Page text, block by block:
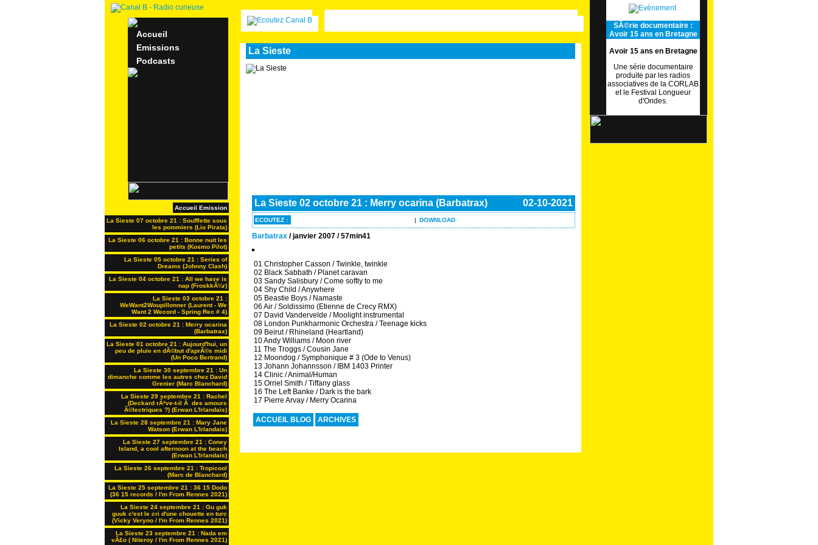
Accueil
Emissions
Podcasts
Accueil Emission
La Sieste 07 octobre 21 : Soufflette sous
les pommiers (Lio Pirata)
La Sieste 06 octobre 21 : Bonne nuit les
petits (Kosmo Pilot)
La Sieste 05 octobre 21 : Series of
Dreams (Johnny Clash)
La Sieste 04 octobre 21 : All we have is
nap (FroskkÃ¼r)
La Sieste 03 octobre 21 :
WeWant2Woupillonner (Laurent - We
Want 2 Wecord - Spring Rec # 4)
La Sieste 02 octobre 21 : Merry ocarina
(Barbatrax)
La Sieste 01 octobre 21 : Aujourd'hui, un
peu de pluie en dÃ©but d'aprÃ©s midi
(Un Poco Bertrand)
La Sieste 30 septembre 21 : Un
dimanche comme les autres chez David
Grenier (Marc Blanchard)
La Sieste 29 septembre 21 : Rachel
(Deckard rÃªve-t-il Ã des amours
Ã©lectriques ?) (Erwan L'Irlandais)
La Sieste 28 septembre 21 : Mary Jane
Watson (Erwan L'Irlandais)
La Sieste 27 septembre 21 : Coney
Island, a cool afternoon at the beach
(Erwan L'Irlandais)
La Sieste 26 septembre 21 : Tropicool
(Marc de Blanchard)
La Sieste 25 septembre 21 : 36 15 Dodo
(36 15 records / I'm From Rennes 2021)
La Sieste 24 septembre 21 : Gu guk
guuk c'est le cri d'une chouette en turc
(Vicky Veryno / I'm From Rennes 2021)
La Sieste 23 septembre 21 : Nada em
vÃ£o ( Niteroy / I'm From Rennes 2021)
SÃ©rie documentaire :
Avoir 15 ans en Bretagne
Avoir 15 ans en Bretagne
Une série documentaire
produite par les radios
associatives de la CORLAB
et le Festival Longueur
d'Ondes.
La Sieste
La Sieste 02 octobre 21 : Merry ocarina (Barbatrax) 02-10-2021
ECOUTEZ : | DOWNLOAD
Barbatrax / janvier 2007 / 57min41
01 Christopher Casson / Twinkle, twinkle
02 Black Sabbath / Planet caravan
03 Sandy Salisbury / Come softly to me
04 Shy Child / Anywhere
05 Beastie Boys / Namaste
06 Air / Soldissimo (Etienne de Crecy RMX)
07 David Vandervelde / Moolight instrumental
08 London Punkharmonic Orchestra / Teenage kicks
09 Beirut / Rhineland (Heartland)
10 Andy Williams / Moon river
11 The Troggs / Cousin Jane
12 Moondog / Symphonique # 3 (Ode to Venus)
13 Johann Johannsson / IBM 1403 Printer
14 Clinic / Animal/Human
15 Orriel Smith / Tiffany glass
16 The Left Banke / Dark is the bark
17 Pierre Arvay / Merry Ocarina
ACCUEIL BLOG ARCHIVES